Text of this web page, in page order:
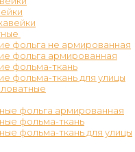
фольга не армированная
фольга армированная
фольма-ткань
фольма-ткань для улицы
фольга армированная
фольма-ткань
фольма-ткань для улицы